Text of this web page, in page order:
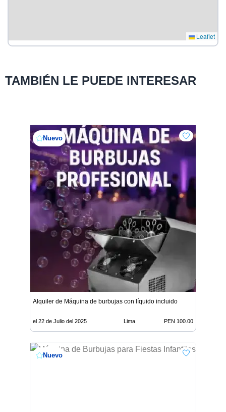
Leaflet
TAMBIÉN LE PUEDE INTERESAR
Nuevo
Alquiler de Máquina de burbujas con líquido incluido
el 22 de Julio del 2025 Lima PEN 100.00
Nuevo